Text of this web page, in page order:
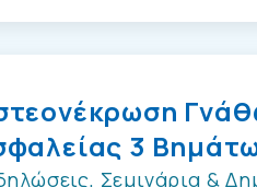
3
Σεμινάρια &